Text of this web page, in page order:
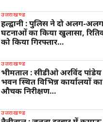
उत्तराखण्ड
हल्द्वानी : पुलिस ने दो अलग-अलग
घटनाओं का किया खुलासा,
को किया गिरफ्तार…
उत्तराखण्ड
भीमताल : सीडीओ अरविंद
भवन स्थित विभिन्न कार्यालयों
औचक निरीक्षण…
उत्तराखण्ड